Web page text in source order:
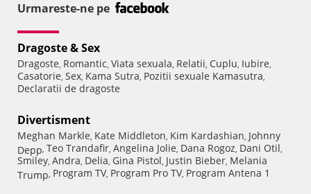
Urmareste-ne pe
Dragoste & Sex
Dragoste, Romantic, Viata sexuala, Relatii, Cuplu, Iubire,
Casatorie, Sex, Kama Sutra, Pozitii sexuale Kamasutra,
Declaratii de dragoste
Divertisment
Meghan Markle, Kate Middleton, Kim Kardashian, Johnny
Depp, Teo Trandafir, Angelina Jolie, Dana Rogoz, Dani Otil,
Smiley, Andra, Delia, Gina Pistol, Justin Bieber, Melania
Trump, Program TV, Program Pro TV, Program Antena 1